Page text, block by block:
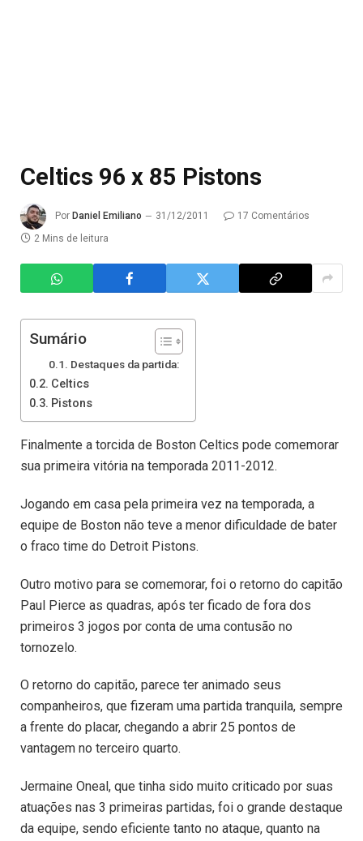
Celtics 96 x 85 Pistons
Por Daniel Emiliano 31/12/2011
17 Comentários
2 Mins de leitura
Sumário
Destaques da partida:
Celtics
Pistons
Finalmente a torcida de Boston Celtics pode comemorar
sua primeira vitória na temporada 2011-2012.
Jogando em casa pela primeira vez na temporada, a
equipe de Boston não teve a menor dificuldade de bater
o fraco time do Detroit Pistons.
Outro motivo para se comemorar, foi o retorno do capitão
Paul Pierce as quadras, após ter ficado de fora dos
primeiros 3 jogos por conta de uma contusão no
tornozelo.
O retorno do capitão, parece ter animado seus
companheiros, que fizeram uma partida tranquila, sempre
a frente do placar, chegando a abrir 25 pontos de
vantagem no terceiro quarto.
Jermaine Oneal, que tinha sido muito criticado por suas
atuações nas 3 primeiras partidas, foi o grande destaque
da equipe, sendo eficiente tanto no ataque, quanto na